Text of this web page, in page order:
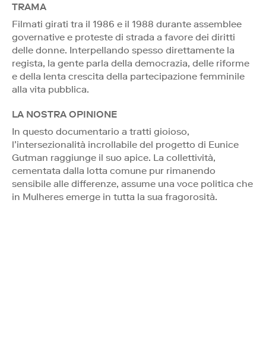
TRAMA
Filmati girati tra il 1986 e il 1988 durante assemblee
governative e proteste di strada a favore dei diritti
delle donne. Interpellando spesso direttamente la
regista, la gente parla della democrazia, delle riforme
e della lenta crescita della partecipazione femminile
alla vita pubblica.
LA NOSTRA OPINIONE
In questo documentario a tratti gioioso,
l’intersezionalità incrollabile del progetto di Eunice
Gutman raggiunge il suo apice. La collettività,
cementata dalla lotta comune pur rimanendo
sensibile alle differenze, assume una voce politica che
in Mulheres emerge in tutta la sua fragorosità.